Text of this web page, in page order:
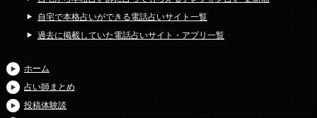
自宅で本格占いができる電話占いサイト一覧
過去に掲載していた電話占いサイト・アプリ一覧
ホーム
占い師まとめ
投稿体験談